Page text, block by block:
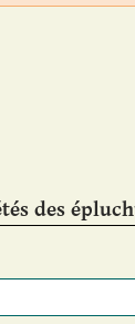
des